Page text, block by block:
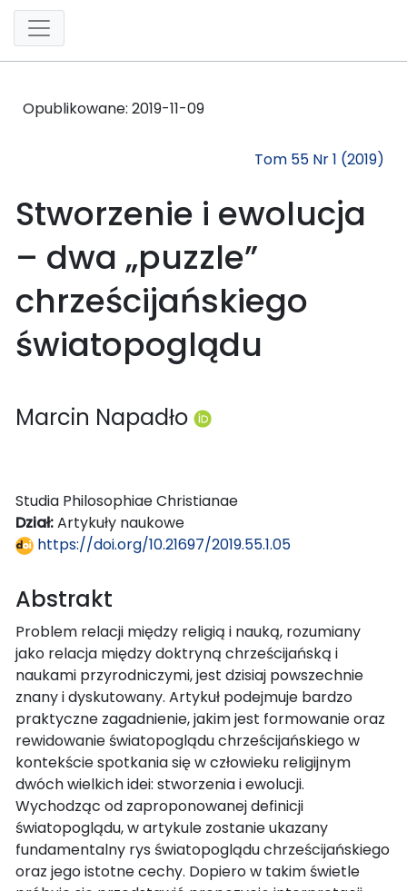
Opublikowane: 2019-11-09
Tom 55 Nr 1 (2019)
Stworzenie i ewolucja
– dwa „puzzle”
chrześcijańskiego
światopoglądu
Marcin Napadło
Studia Philosophiae Christianae
Dział:Artykuły naukowe
https://doi.org/10.21697/2019.55.1.05
Abstrakt
Problem relacji między religią i nauką, rozumiany
jako relacja między doktryną chrześcijańską i
naukami przyrodniczymi, jest dzisiaj powszechnie
znany i dyskutowany. Artykuł podejmuje bardzo
praktyczne zagadnienie, jakim jest formowanie oraz
rewidowanie światopoglądu chrześcijańskiego w
kontekście spotkania się w człowieku religijnym
dwóch wielkich idei: stworzenia i ewolucji.
Wychodząc od zaproponowanej definicji
światopoglądu, w artykule zostanie ukazany
fundamentalny rys światopoglądu chrześcijańskiego
oraz jego istotne cechy. Dopiero w takim świetle